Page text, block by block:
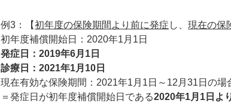
例3：【初年度の保険期間より前に発症 し、 現在の保
初年度補償開始日：2020年1月1日
発症日：2019年6月1日
診療日：2021年1月10日
現在有効な保険期間：2021年1月1日～12月31日の場
＝発症日が初年度補償開始日である2020年1月1日よ